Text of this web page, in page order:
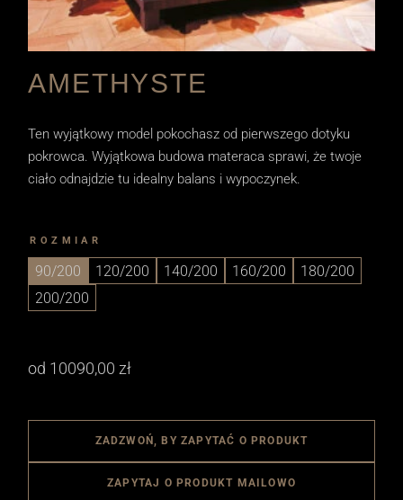
AMETHYSTE
Ten wyjątkowy model pokochasz od pierwszego dotyku
pokrowca. Wyjątkowa budowa materaca sprawi, że twoje
ciało odnajdzie tu idealny balans i wypoczynek.
ROZMIAR
90/200 120/200 140/200 160/200
180/200
200/200
od 10090,00zł
ZADZWOŃ, BY ZAPYTAĆ O PRODUKT
ZAPYTAJ O PRODUKT MAILOWO